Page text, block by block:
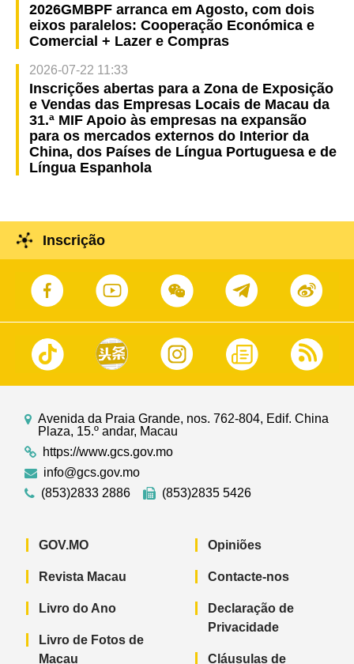
2026GMBPF arranca em Agosto, com dois
eixos paralelos: Cooperação Económica e
Comercial + Lazer e Compras
2026-07-22 11:33
Inscrições abertas para a Zona de Exposição
e Vendas das Empresas Locais de Macau da
31.ª MIF Apoio às empresas na expansão
para os mercados externos do Interior da
China, dos Países de Língua Portuguesa e de
Língua Espanhola
Inscrição
Avenida da Praia Grande, nos. 762-804, Edif. China
Plaza, 15.º andar, Macau
https://www.gcs.gov.mo
info@gcs.gov.mo
(853)2833 2886
(853)2835 5426
GOV.MO
Revista Macau
Livro do Ano
Livro de Fotos de
Macau
Opiniões
Contacte-nos
Declaração de
Privacidade
Cláusulas de